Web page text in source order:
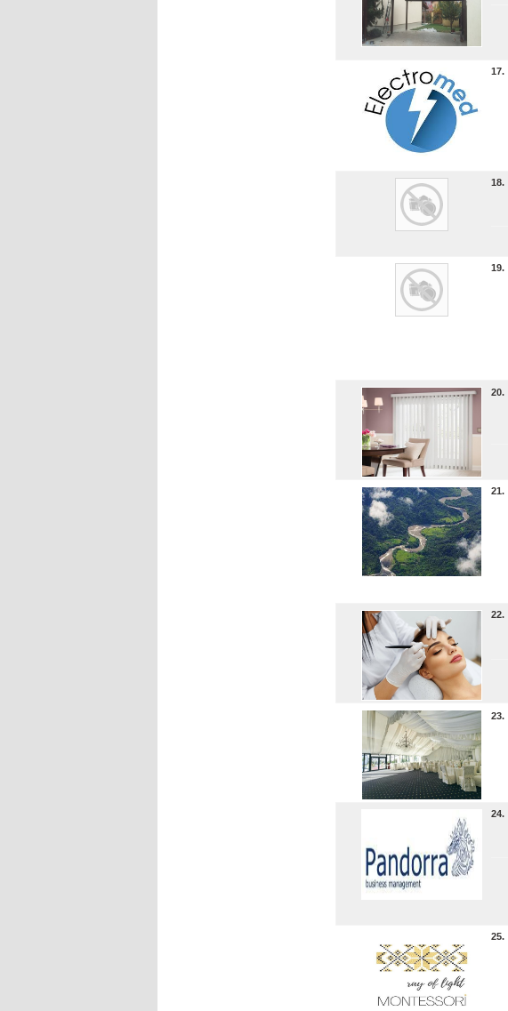
17.
18.
19.
20.
21.
22.
23.
24.
25.